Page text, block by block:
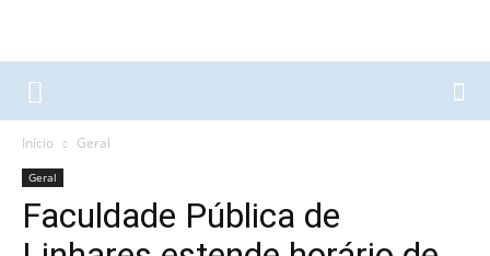
Início Geral
Geral
Faculdade Pública de